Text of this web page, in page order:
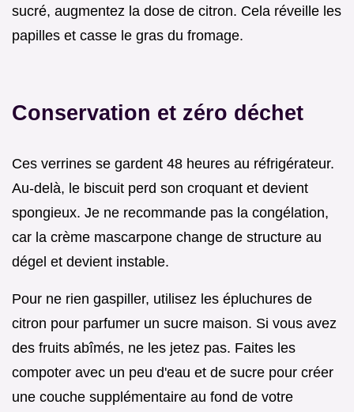
sucré, augmentez la dose de citron. Cela réveille les
papilles et casse le gras du fromage.
Conservation et zéro déchet
Ces verrines se gardent 48 heures au réfrigérateur.
Au-delà, le biscuit perd son croquant et devient
spongieux. Je ne recommande pas la congélation,
car la crème mascarpone change de structure au
dégel et devient instable.
Pour ne rien gaspiller, utilisez les épluchures de
citron pour parfumer un sucre maison. Si vous avez
des fruits abîmés, ne les jetez pas. Faites les
compoter avec un peu d'eau et de sucre pour créer
une couche supplémentaire au fond de votre